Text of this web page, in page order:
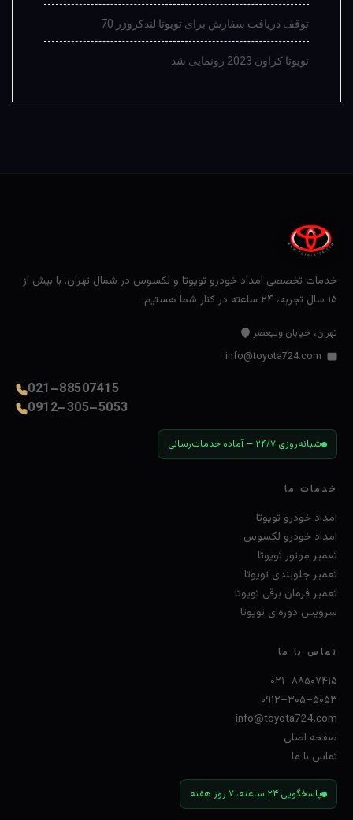
توقف دریافت سفارش برای تویوتا لندکروزر 70
تویوتا کراون 2023 رونمایی شد
خدمات تخصصی امداد خودرو تویوتا و لکسوس در شمال تهران. با بیش از
۱۵ سال تجربه، ۲۴ ساعته در کنار شما هستیم.
تهران، خیابان ولیعصر
021–88507415
0912–305–5053
شبانه‌روزی ۲۴/۷ — آماده خدمات‌رسانی
خدمات ما
امداد خودرو تویوتا
امداد خودرو لکسوس
تعمیر موتور تویوتا
تعمیر جلوبندی تویوتا
تعمیر فرمان برقی تویوتا
سرویس دوره‌ای تویوتا
تماس با ما
۰۲۱–۸۸۵۰۷۴۱۵
۰۹۱۲–۳۰۵–۵۰۵۳
info@toyota724.com
صفحه اصلی
تماس با ما
پاسخگویی ۲۴ ساعته، ۷ روز هفته